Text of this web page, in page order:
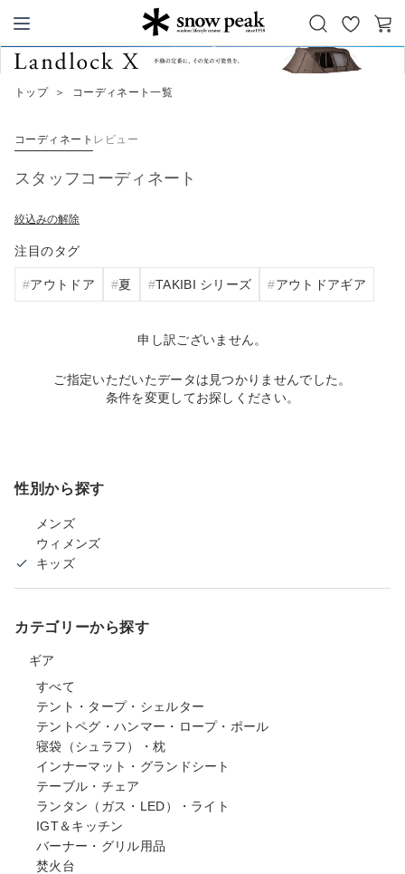
Snow Peak
お
気
カ
トップ ＞ コーディネート一覧
コーディネート レビュー
スタッフコーディネート
絞込みの解除
注目のタグ
アウトドア 夏 TAKIBI シリーズ アウトドアギア
申し訳ございません。
ご指定いただいたデータは見つかりませんでした。
条件を変更してお探しください。
性別から探す
メンズ
ウィメンズ
キッズ
カテゴリーから探す
ギア
すべて
テント・タープ・シェルター
テントペグ・ハンマー・ロープ・ポール
寝袋（シュラフ）・枕
インナーマット・グランドシート
テーブル・チェア
ランタン（ガス・LED）・ライト
IGT＆キッチン
バーナー・グリル用品
焚火台